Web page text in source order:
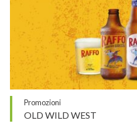
Promozioni
OLD WILD WEST